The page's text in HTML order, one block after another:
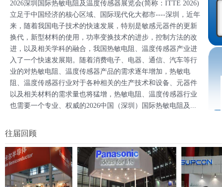
2026深圳国际热敏电阻及温度传感器展览会(简称：ITTE 2026)
立足于中国经济的核心区域、国际现代化大都市----深圳，近年
来，随着我国电子技术的快速发展，特别是敏感元器件的更新
换代，新型材料的使用，功率变换技术的进步，控制方法的改
进，以及相关学科的融合，我国热敏电阻、温度传感器产业进
入了一个快速发展期。随着消费电子、电器、通信、汽车等行
业的对热敏电阻、温度传感器产品的需求逐年增加，热敏电
阻、温度传感器行业对于各种相关的生产技术和设备、元器件
以及相关材料的需求量也将猛增，热敏电阻、温度传感器行业
也需要一个专业、权威的2026中国（深圳）国际热敏电阻及...
往届回顾